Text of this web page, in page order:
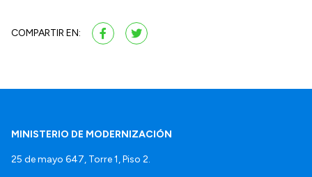
COMPARTIR EN:
MINISTERIO DE MODERNIZACIÓN
25 de mayo 647, Torre 1, Piso 2.